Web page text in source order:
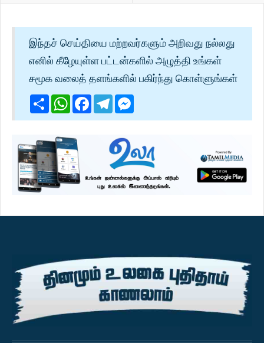
இந்தச் செய்தியை மற்றவர்களும் அறிவது நல்லது
எனில் கீழேயுள்ள பட்டன்களில் அழுத்தி உங்கள்
சமூக வலைத் தளங்களில் பகிர்ந்து கொள்ளுங்கள்
ShareWhatsApp
Facebook
Telegram